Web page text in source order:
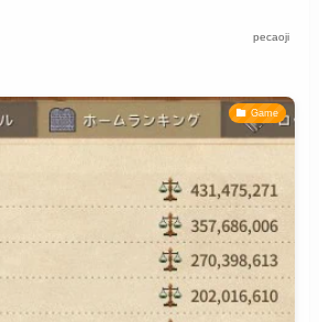
pecaoji
Game